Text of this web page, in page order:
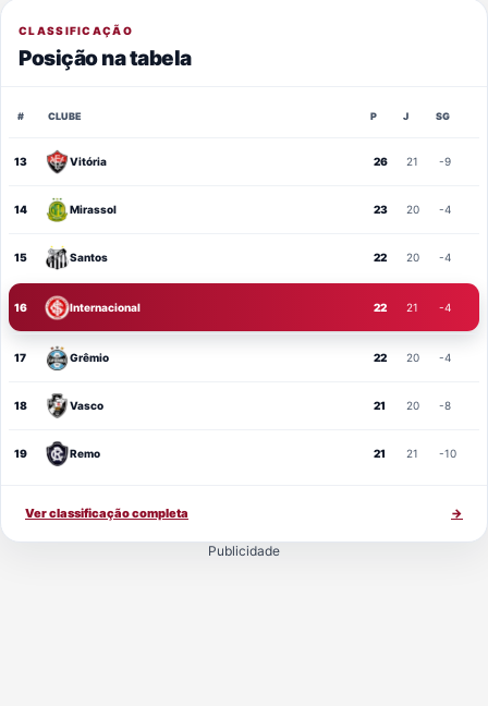
CLASSIFICAÇÃO
Posição na tabela
# CLUBE P J SG
13 Vitória 26 21 -9
14 Mirassol 23 20 -4
15 Santos 22 20 -4
16 Internacional 22 21 -4
17 Grêmio 22 20 -4
18 Vasco 21 20 -8
19 Remo 21 21 -10
Ver classificação completa →
Publicidade